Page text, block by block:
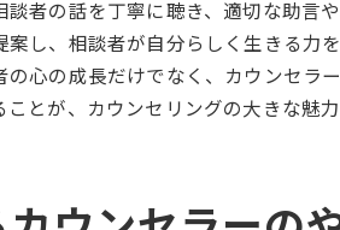
者の話を丁寧に聴き、適切な助言
し、相談者が自分らしく生きる力
心の成長だけでなく、カウンセラ
とが、カウンセリングの大きな魅力